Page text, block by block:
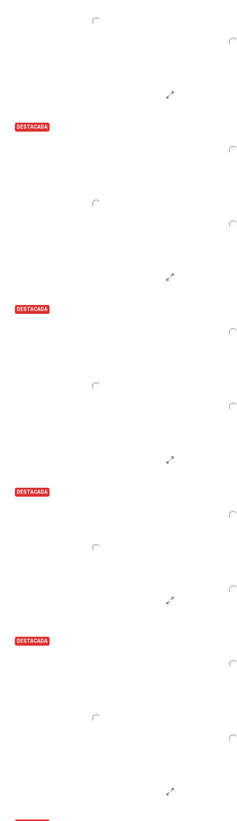
DESTACADA
DESTACADA
DESTACADA
DESTACADA